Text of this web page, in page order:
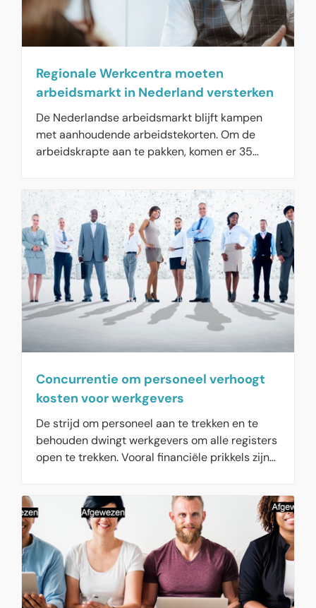
Regionale Werkcentra moeten
arbeidsmarkt in Nederland versterken
De Nederlandse arbeidsmarkt blijft kampen
met aanhoudende arbeidstekorten. Om de
arbeidskrapte aan te pakken, komen er 35
samenwerken met, UWV, gemeenten, het
bedrijfsleven, vakbonden en
onderwijsorganisaties om de regionale
arbeidsmarkt te versterken.
Concurrentie om personeel verhoogt
kosten voor werkgevers
De strijd om personeel aan te trekken en te
behouden dwingt werkgevers om alle registers
open te trekken. Vooral financiële prikkels zijn
kosten voor werkgevers aanzienlijk. Verder
proberen werkgevers mensen te binden met
ontwikkelingsmogelijkheden en hybride
werken, waarmee ze werk en privé beter
kunnen combineren.